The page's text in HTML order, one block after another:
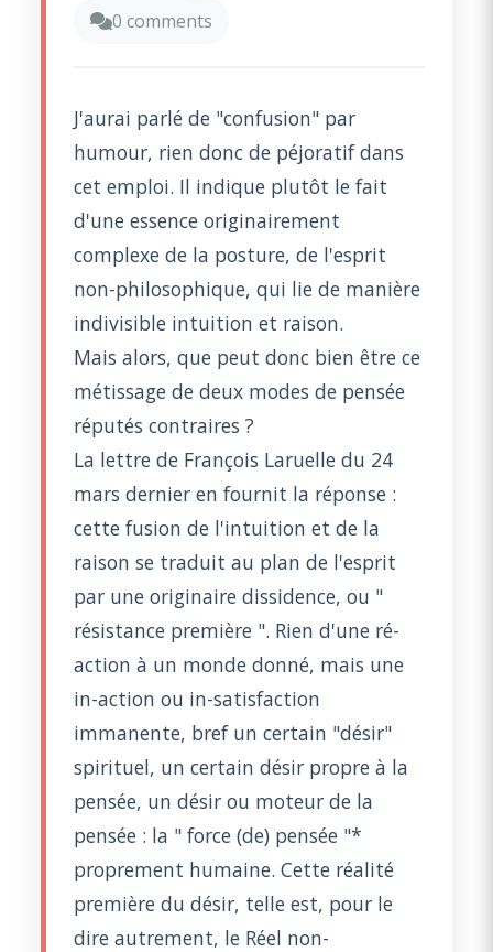
0 comments
J'aurai parlé de "confusion" par
humour, rien donc de péjoratif dans
cet emploi. Il indique plutôt le fait
d'une essence originairement
complexe de la posture, de l'esprit
non-philosophique, qui lie de manière
indivisible intuition et raison.
Mais alors, que peut donc bien être ce
métissage de deux modes de pensée
réputés contraires ?
La lettre de François Laruelle du 24
mars dernier en fournit la réponse :
cette fusion de l'intuition et de la
raison se traduit au plan de l'esprit
par une originaire dissidence, ou "
résistance première ". Rien d'une ré-
action à un monde donné, mais une
in-action ou in-satisfaction
immanente, bref un certain "désir"
spirituel, un certain désir propre à la
pensée, un désir ou moteur de la
pensée : la " force (de) pensée "*
proprement humaine. Cette réalité
première du désir, telle est, pour le
dire autrement, le Réel non-